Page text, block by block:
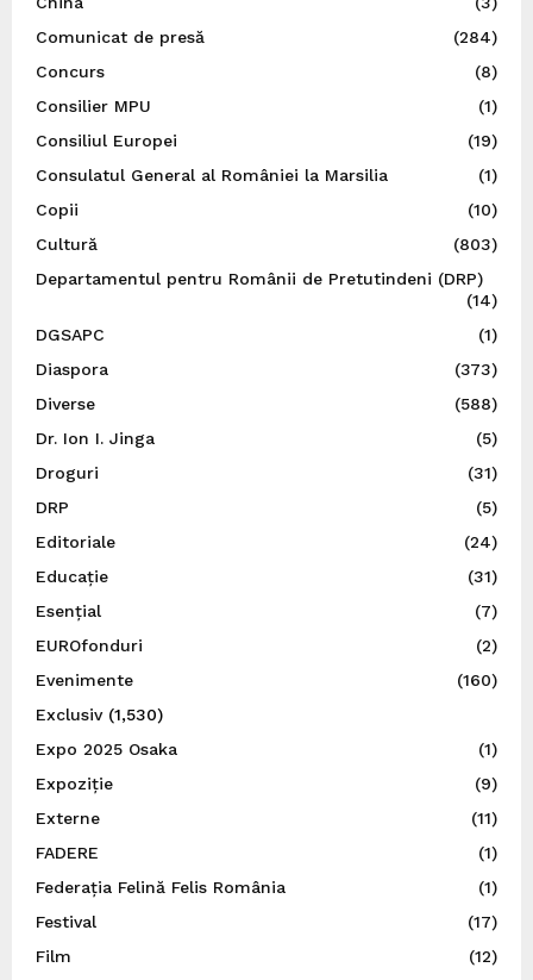
Comunicat de presă
(284)
Concurs
(8)
Consilier MPU
(1)
Consiliul Europei
(19)
Consulatul General al României la Marsilia
(1)
Copii
(10)
Cultură
(803)
Departamentul pentru Românii de Pretutindeni (DRP)
(14)
DGSAPC
(1)
Diaspora
(373)
Diverse
(588)
Dr. Ion I. Jinga
(5)
Droguri
(31)
DRP
(5)
Editoriale
(24)
Educație
(31)
Esențial
(7)
EUROfonduri
(2)
Evenimente
(160)
Exclusiv(1,530)
Expo 2025 Osaka
(1)
Expoziție
(9)
Externe
(11)
FADERE
(1)
Federația Felină Felis România
(1)
Festival
(17)
Film
(12)